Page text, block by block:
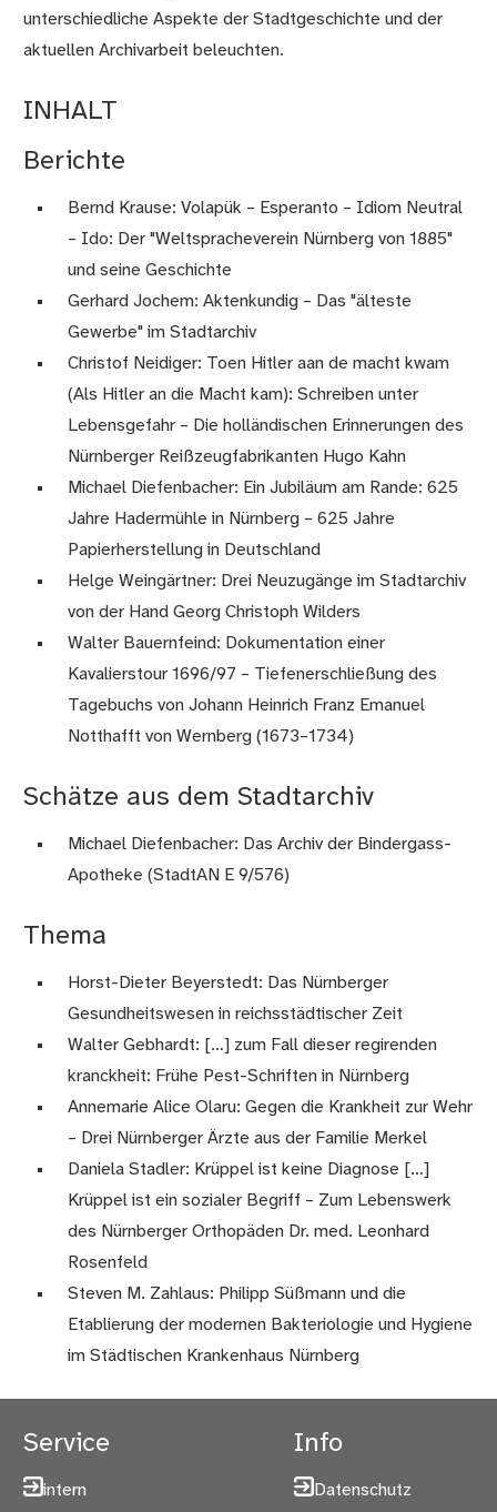
unterschiedliche Aspekte der Stadtgeschichte und der
aktuellen Archivarbeit beleuchten.
INHALT
Berichte
Bernd Krause: Volapük – Esperanto – Idiom Neutral
– Ido: Der "Weltspracheverein Nürnberg von 1885"
und seine Geschichte
Gerhard Jochem: Aktenkundig – Das "älteste
Gewerbe" im Stadtarchiv
Christof Neidiger: Toen Hitler aan de macht kwam
(Als Hitler an die Macht kam): Schreiben unter
Lebensgefahr – Die holländischen Erinnerungen des
Nürnberger Reißzeugfabrikanten Hugo Kahn
Michael Diefenbacher: Ein Jubiläum am Rande: 625
Jahre Hadermühle in Nürnberg – 625 Jahre
Papierherstellung in Deutschland
Helge Weingärtner: Drei Neuzugänge im Stadtarchiv
von der Hand Georg Christoph Wilders
Walter Bauernfeind: Dokumentation einer
Kavalierstour 1696/97 – Tiefenerschließung des
Tagebuchs von Johann Heinrich Franz Emanuel
Notthafft von Wernberg (1673–1734)
Schätze aus dem Stadtarchiv
Michael Diefenbacher: Das Archiv der Bindergass-
Apotheke (StadtAN E 9/576)
Thema
Horst-Dieter Beyerstedt: Das Nürnberger
Gesundheitswesen in reichsstädtischer Zeit
Walter Gebhardt: […] zum Fall dieser regirenden
kranckheit: Frühe Pest-Schriften in Nürnberg
Annemarie Alice Olaru: Gegen die Krankheit zur Wehr
– Drei Nürnberger Ärzte aus der Familie Merkel
Daniela Stadler: Krüppel ist keine Diagnose […]
Krüppel ist ein sozialer Begriff – Zum Lebenswerk
des Nürnberger Orthopäden Dr. med. Leonhard
Rosenfeld
Steven M. Zahlaus: Philipp Süßmann und die
Etablierung der modernen Bakteriologie und Hygiene
im Städtischen Krankenhaus Nürnberg
Service
intern
Info
Datenschutz